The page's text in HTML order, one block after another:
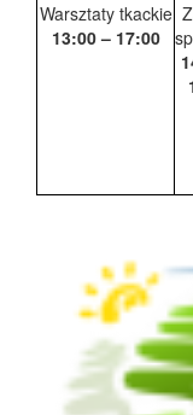
Warsztaty tkackie
13:00 – 17:00